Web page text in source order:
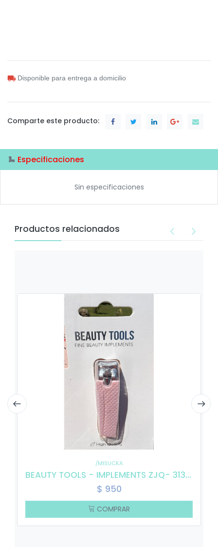
Disponible para entrega a domicilio
Comparte este producto:
Especificaciones
Sin especificaciones
Productos relacionados
/MISUCKA
BEAUTY TOOLS - IMPLEMENTS ZJQ- 313110
$ 950
COMPRAR